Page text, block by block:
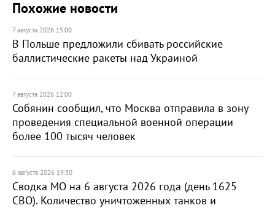
Похожие новости
7 августа 2026 15:00
В Польше предложили сбивать российские
баллистические ракеты над Украиной
7 августа 2026 12:00
Собянин сообщил, что Москва отправила в зону
проведения специальной военной операции
более 100 тысяч человек
6 августа 2026 19:30
Сводка МО на 6 августа 2026 года (день 1625
СВО). Количество уничтоженных танков и